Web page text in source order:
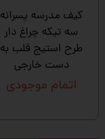
کیف مدرسه پسرانه
سه تیکه چراغ دار
طرح استیج قلب به
دست خارجی
اتمام موجودی